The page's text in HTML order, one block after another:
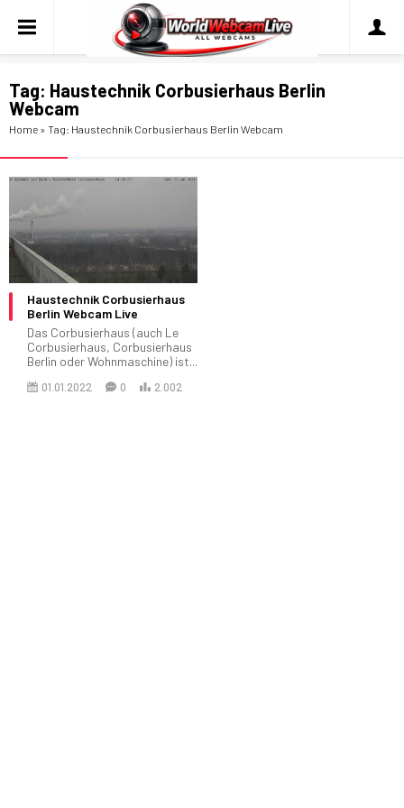
Tag: Haustechnik Corbusierhaus Berlin
Webcam
Home » Tag: Haustechnik Corbusierhaus Berlin Webcam
Haustechnik Corbusierhaus
Berlin Webcam Live
Das Corbusierhaus (auch Le
Corbusierhaus, Corbusierhaus
Berlin oder Wohnmaschine) ist...
01.01.2022 0 2.002